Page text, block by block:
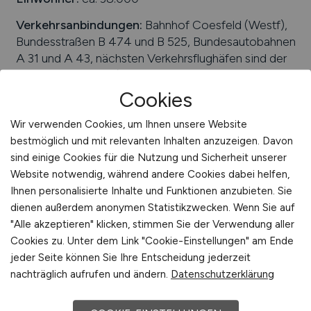
Verkehrsanbindungen: Bahnhof Coesfeld (Westf),
Bundesstraßen B 474 und B 525, Bundesautobahnen
A 31 und A 43, nächsten Verkehrsflughäfen sind der
Flughafen Münster/Osnabrück und Flughafen
Arbeiten in der Nähe von
Coesfeld:Nordrhein-
Westfalen, Münsterland, Gescher, Dülmen,
Rosendahl, Reken, Billerbeck, Nottuln
Universitäten/Hochschulen:Kompetenzzentrum
für Geschäftsprozessmanagement (betrieben von
der Fachhochschule Münster), Regionalzentrum der
Fernuniversität Hagen
Beliebte Jobs inCoesfeld/Branchen:Anlagenbau,
Metallverarbeitung, Baugewerbe, Ingenieurwesen,
Ernährungswirtschaft, Handwerk, Maschinenbau,
Cookies
Wir verwenden Cookies, um Ihnen unsere Website
bestmöglich und mit relevanten Inhalten anzuzeigen. Davon
sind einige Cookies für die Nutzung und Sicherheit unserer
Website notwendig, während andere Cookies dabei helfen,
Ihnen personalisierte Inhalte und Funktionen anzubieten. Sie
dienen außerdem anonymen Statistikzwecken. Wenn Sie auf
"Alle akzeptieren" klicken, stimmen Sie der Verwendung aller
Cookies zu. Unter dem Link "Cookie-Einstellungen" am Ende
jeder Seite können Sie Ihre Entscheidung jederzeit
nachträglich aufrufen und ändern. Datenschutzerklärung